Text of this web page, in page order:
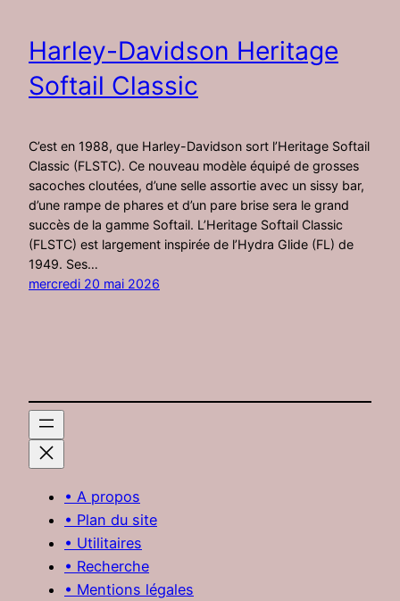
Harley-Davidson Heritage
Softail Classic
C’est en 1988, que Harley-Davidson sort l’Heritage Softail
Classic (FLSTC). Ce nouveau modèle équipé de grosses
sacoches cloutées, d’une selle assortie avec un sissy bar,
d’une rampe de phares et d’un pare brise sera le grand
succès de la gamme Softail. L’Heritage Softail Classic
(FLSTC) est largement inspirée de l’Hydra Glide (FL) de
1949. Ses…
mercredi 20 mai 2026
• A propos
• Plan du site
• Utilitaires
• Recherche
• Mentions légales